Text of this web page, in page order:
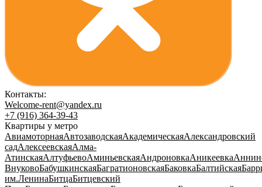
Контакты:
Welcome-rent@yandex.ru
+7 (916) 364-39-43
Квартиры у метро
АвиамоторнаяАвтозаводскаяАкадемическаяАлександровский
садАлексеевскаяАлма-
АтинскаяАлтуфьевоАминьевскаяАндроновкаАникеевка
ВнуковоБабушкинскаяБагратионовскаяБаковкаБалтийская
им.ЛенинаБитцаБитцевский